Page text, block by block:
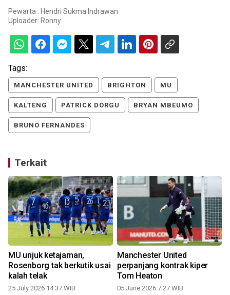
Pewarta : Hendri Sukma Indrawan
Uploader: Ronny
Tags:
MANCHESTER UNITED BRIGHTON MU
KALTENG PATRICK DORGU BRYAN MBEUMO
BRUNO FERNANDES
Terkait
MU unjuk ketajaman,
Rosenborg tak berkutik usai
kalah telak
25 July 2026 14:37 WIB
Manchester United
perpanjang kontrak kiper
Tom Heaton
05 June 2026 7:27 WIB